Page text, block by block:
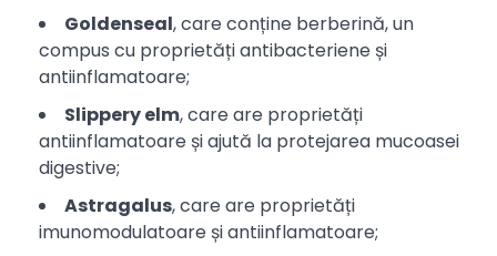
Goldenseal, care conține berberină, un
compus cu proprietăți antibacteriene și
antiinflamatoare;
Slippery elm, care are proprietăți
antiinflamatoare și ajută la protejarea mucoasei
digestive;
Astragalus, care are proprietăți
imunomodulatoare și antiinflamatoare;